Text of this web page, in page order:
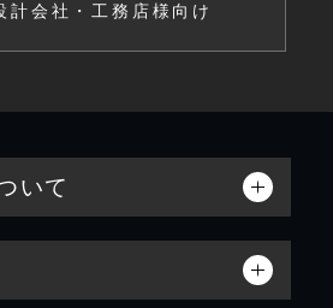
計会社・工務店様向け
いて